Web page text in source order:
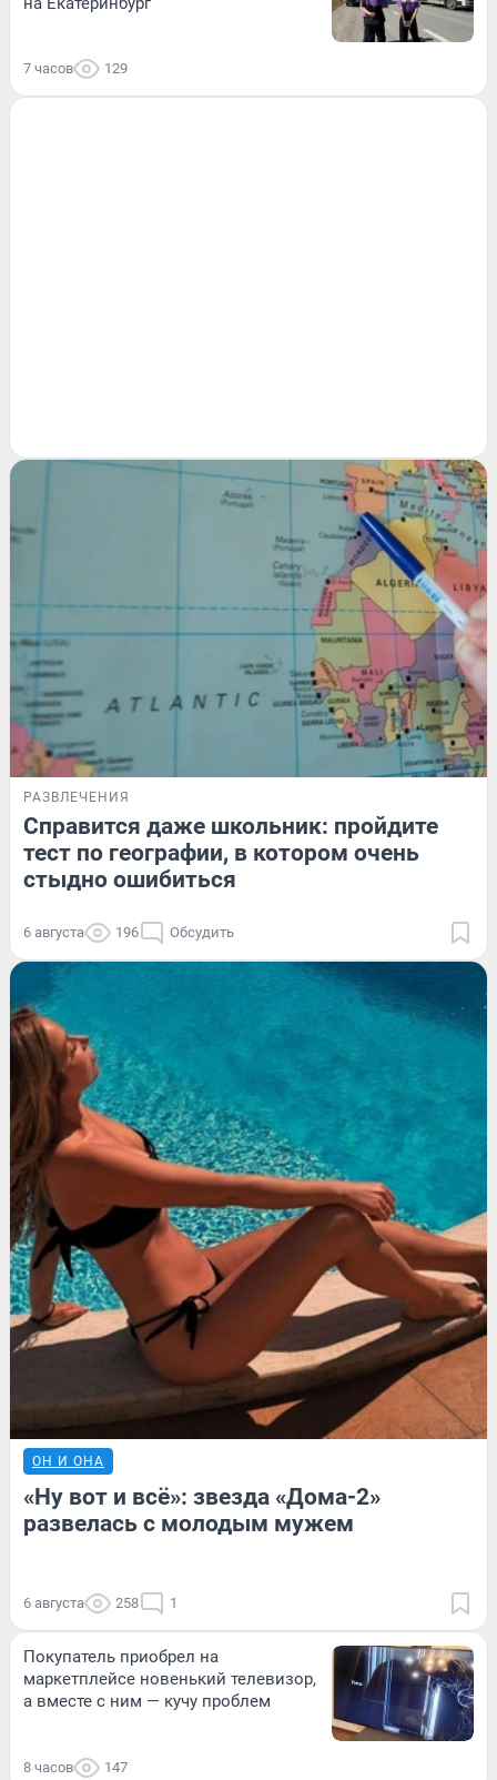
7 часов 129
РАЗВЛЕЧЕНИЯ
Справится даже школьник: пройдите
тест по географии, в котором очень
стыдно ошибиться
6 августа 196 Обсудить
ОН И ОНА
«Ну вот и всё»: звезда «Дома-2»
развелась с молодым мужем
6 августа 258 1
Покупатель приобрел на
маркетплейсе новенький телевизор,
а вместе с ним — кучу проблем
8 часов 147